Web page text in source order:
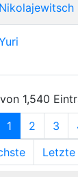
Nikolajewitsch
1,540
1 2 3
Letzte